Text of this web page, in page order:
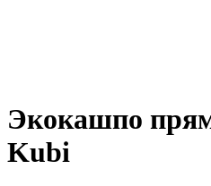
Экокашпо
Kubi